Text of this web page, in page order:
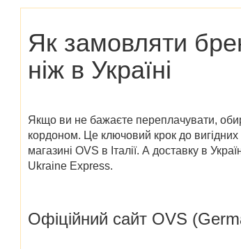
Як замовляти
ніж в Україні
Якщо ви не бажаєте переплачувати,
кордоном. Це ключовий крок до
магазині OVS в Італії. А доставку в
Ukraine Express.
Офіційний сайт OVS